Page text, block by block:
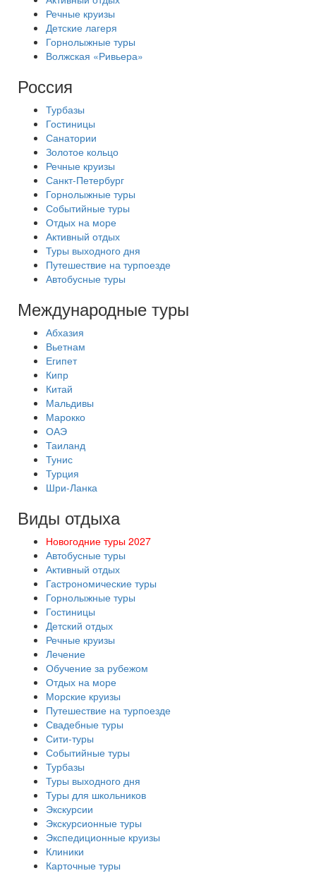
Речные круизы
Детские лагеря
Горнолыжные туры
Волжская «Ривьера»
Россия
Турбазы
Гостиницы
Санатории
Золотое кольцо
Речные круизы
Санкт-Петербург
Горнолыжные туры
Событийные туры
Отдых на море
Активный отдых
Туры выходного дня
Путешествие на турпоезде
Автобусные туры
Международные туры
Абхазия
Вьетнам
Египет
Кипр
Китай
Мальдивы
Марокко
ОАЭ
Таиланд
Тунис
Турция
Шри-Ланка
Виды отдыха
Новогодние туры 2027
Автобусные туры
Активный отдых
Гастрономические туры
Горнолыжные туры
Гостиницы
Детский отдых
Речные круизы
Лечение
Обучение за рубежом
Отдых на море
Морские круизы
Путешествие на турпоезде
Свадебные туры
Сити-туры
Событийные туры
Турбазы
Туры выходного дня
Туры для школьников
Экскурсии
Экскурсионные туры
Экспедиционные круизы
Клиники
Карточные туры